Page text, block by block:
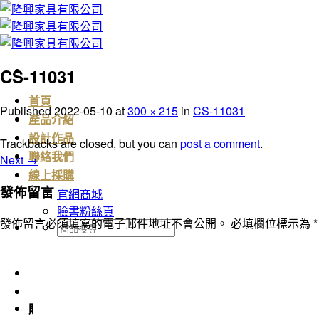
Skip
to
content
首頁
產品介紹
設計作品
聯絡我們
線上採購
官網商城
臉書粉絲頁
搜
尋
購物車
CS-11031
Published2022-05-10 at300 × 215 in CS-11031
Trackbacks are closed, but you can post a comment.
Next →
發佈留言
發佈留言必須填寫的電子郵件地址不會公開。 必填欄位標示為 *